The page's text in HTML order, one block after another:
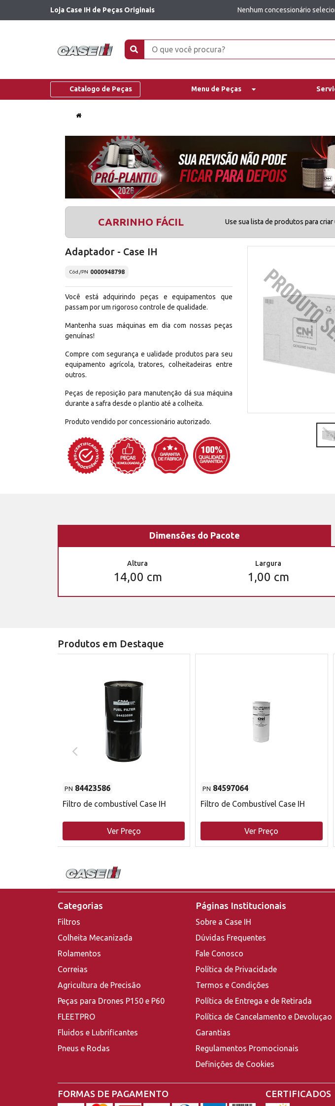
Loja Case IH de Peças Originais Nenhum concessionário
Catalogo de Peças Menu de Peças
CARRINHO FÁCIL Use sua lista de produtos para
Adaptador - Case IH
Cód./PN 0000948798
Você está adquirindo peças e equipamentos que
passam por um rigoroso controle de qualidade.
Mantenha suas máquinas em dia com nossas peças
genuínas!
Compre com segurança e ualidade produtos para seu
equipamento agrícola, tratores, colheitadeiras entre
outros.
Peças de reposição para manutenção dá sua máquina
durante a safra desde o plantio até a colheita.
Produto vendido por concessionário autorizado.
Dimensões do Pacote
Altura
14,00 cm
Largura
1,00 cm
Produtos em Destaque
PN 84423586
Filtro de combustível Case IH
Ver Preço
PN 84597064
Filtro de Combustível Case IH
Ver Preço
Categorias
Filtros
Colheita Mecanizada
Rolamentos
Correias
Agricultura de Precisão
Peças para Drones P150 e P60
FLEETPRO
Fluidos e Lubrificantes
Pneus e Rodas
Páginas Institucionais
Sobre a Case IH
Dúvidas Frequentes
Fale Conosco
Política de Privacidade
Termos e Condições
Política de Entrega e de Retirada
Política de Cancelamento e Devoluçao
Garantias
Regulamentos Promocionais
Definições de Cookies
FORMAS DE PAGAMENTO CERTIFICADOS